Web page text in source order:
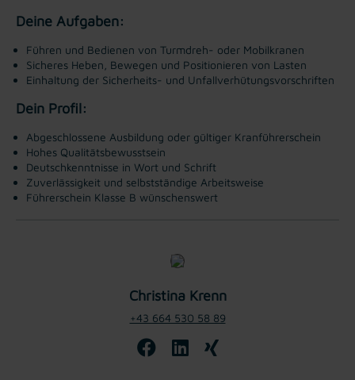
Deine Aufgaben:
Führen und Bedienen von Turmdreh- oder Mobilkranen
Sicheres Heben, Bewegen und Positionieren von Lasten
Einhaltung der Sicherheits- und Unfallverhütungsvorschriften
Dein Profil:
Abgeschlossene Ausbildung oder gültiger Kranführerschein
Hohes Qualitätsbewusstsein
Deutschkenntnisse in Wort und Schrift
Zuverlässigkeit und selbstständige Arbeitsweise
Führerschein Klasse B wünschenswert
Christina Krenn
+43 664 530 58 89